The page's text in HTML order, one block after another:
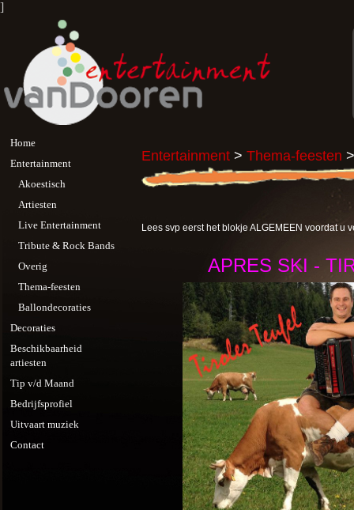
]
Home
Entertainment
Akoestisch
Artiesten
Live Entertainment
Tribute & Rock Bands
Overig
Thema-feesten
Ballondecoraties
Decoraties
Beschikbaarheid
artiesten
Tip v/d Maand
Bedrijfsprofiel
Uitvaart muziek
Contact
Entertainment > Thema-feesten
Lees svp eerst het blokje ALGEMEEN voordat u
APRES SKI -